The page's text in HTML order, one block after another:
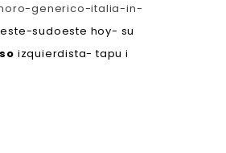
generico-italia-in-
sudoeste hoy- su
izquierdista- tapu i